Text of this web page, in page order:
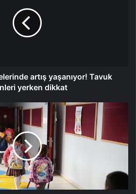
artış yaşanıyor! Tavuk
yerken dikkat